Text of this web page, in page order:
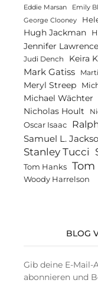
Eddie Marsan Emily
George Clooney
Hugh Jackman
Jennifer Lawrence
Judi Dench Keira
Mark Gatiss
Meryl Streep
Michael Wächter
Nicholas Hoult
Oscar Isaac
Samuel L.
Stanley Tucci
Tom Hanks
Woody Harrelson
BLOG
Gib deine E-Mail-
abonnieren und